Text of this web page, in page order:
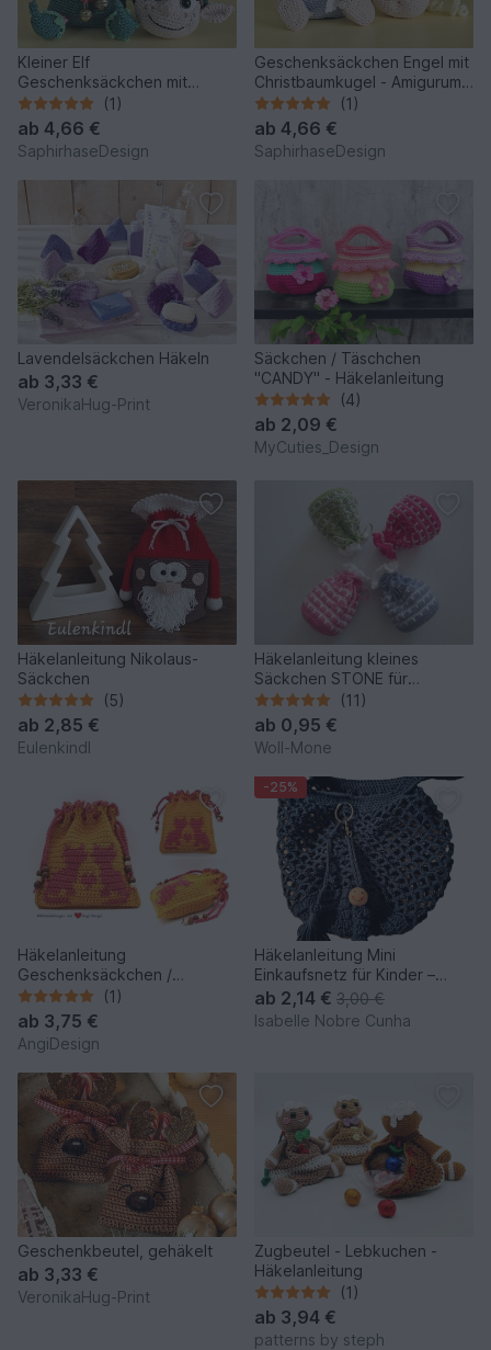
Kleiner Elf
Geschenksäckchen mit
Christbaumkugel - Amigurumi
Häkelanleitung
(1)
ab 4,66 €
SaphirhaseDesign
Geschenksäckchen Engel mit
Christbaumkugel - Amigurumi
Häkelanleitung
(1)
ab 4,66 €
SaphirhaseDesign
Lavendelsäckchen Häkeln
ab 3,33 €
VeronikaHug-Print
Säckchen / Täschchen
"CANDY" - Häkelanleitung
(4)
ab 2,09 €
MyCuties_Design
Häkelanleitung Nikolaus-
Säckchen
(5)
ab 2,85 €
Eulenkindl
Häkelanleitung kleines
Säckchen STONE für
Aufbewahrung und
Geschenke
(11)
ab 0,95 €
Woll-Mone
Häkelanleitung
Geschenksäckchen /
Belohnungssäckchen
Kätzchen
(1)
ab 3,75 €
AngiDesign
-25%
Häkelanleitung Mini
Einkaufsnetz für Kinder –
Kaufladen / Kinderküche Beut
ab 2,14 € 3,00 €
Isabelle Nobre Cunha
Geschenkbeutel, gehäkelt
ab 3,33 €
VeronikaHug-Print
Zugbeutel - Lebkuchen -
Häkelanleitung
(1)
ab 3,94 €
patterns by steph